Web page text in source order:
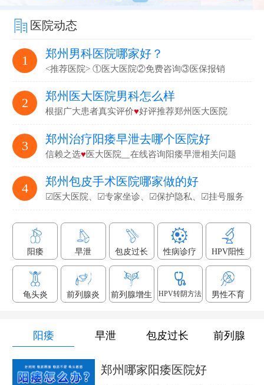
医院动态
1 郑州男科医院哪家好？
<推荐医院> ①医大医院②免费咨询③医保报销
2 郑州医大医院男科怎么样
根据广大患者真实评价♥好评推荐郑州医大医院
3 郑州治疗阳痿早泄去哪个医院好
信赖之选♥医大医院▁在线咨询阳痿早泄相关问题
4 郑州包皮手术医院哪家做的好
☑医大医院、☑专家坐诊、☑保护隐私、☑挂号服务
阳痿 早泄 包皮过长 性病诊疗 HPV阳性
龟头炎 前列腺炎 前列腺增生 HPV转阴方法 男性不育
阳痿 早泄 包皮过长 前列腺
郑州哪家阳痿医院好